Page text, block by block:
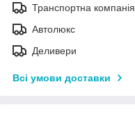
Транспортна компанія
Автолюкс
Деливери
Всі умови доставки